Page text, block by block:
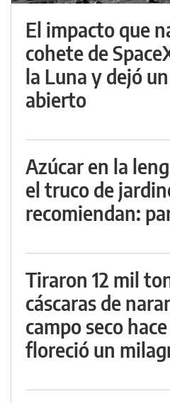
El impacto que
cohete de
la Luna y dejó
abierto
Azúcar en la
el truco de
recomiendan:
Tiraron 12 mil
cáscaras de
campo seco
floreció un